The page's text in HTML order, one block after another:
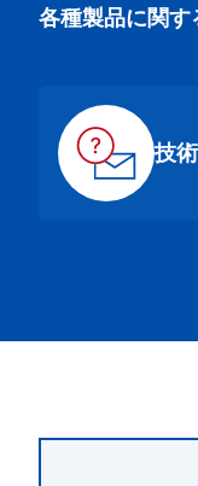
各種製品に関す
技